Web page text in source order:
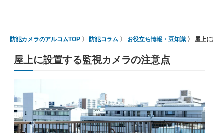
防犯カメラのアルコムTOP 防犯コラム お役立ち情報・豆知識 屋上に
屋上に設置する監視カメラの注意点